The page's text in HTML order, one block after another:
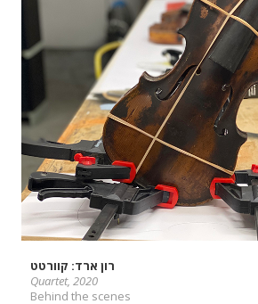
רון ארד: קוורטט
Quartet, 2020
Behind the scenes